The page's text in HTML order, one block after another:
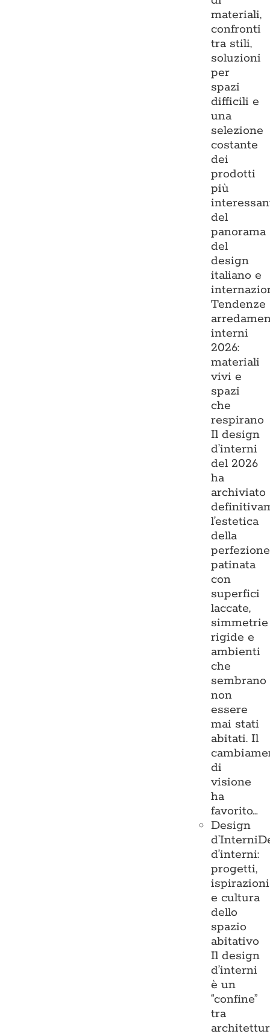
materiali,
confronti
tra stili,
soluzioni
per
spazi
difficili e
una
selezione
costante
dei
prodotti
più
del
panorama
del
design
italiano e
Tendenze
interni
2026:
materiali
vivi e
spazi
che
respirano
Il design
d’interni
del 2026
ha
archiviato
l’estetica
della
perfezione
patinata
con
superfici
laccate,
simmetrie
rigide e
ambienti
che
sembrano
non
essere
mai stati
abitati. Il
di
visione
ha
favorito…
Design
d’Interni
d’interni:
progetti,
ispirazioni
e cultura
dello
spazio
abitativo
Il design
d’interni
è un
“confine”
tra